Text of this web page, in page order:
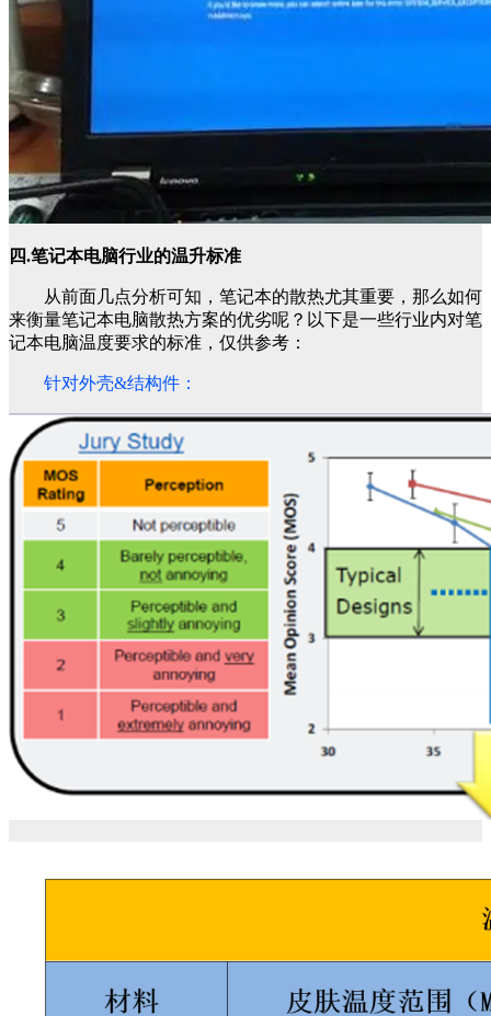
四.笔记本电脑行业的温升标准
从前面几点分析可知，笔记本的散热尤其重要，那么如何
来衡量笔记本电脑散热方案的优劣呢？以下是一些行业内对笔
记本电脑温度要求的标准，仅供参考：
针对外壳&结构件：